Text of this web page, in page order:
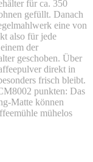
für ca. 350
gefüllt. Danach
eine von
also für jede
der
geschoben. Über
direkt in
frisch bleibt.
punkten: Das
Matte können
mühelos